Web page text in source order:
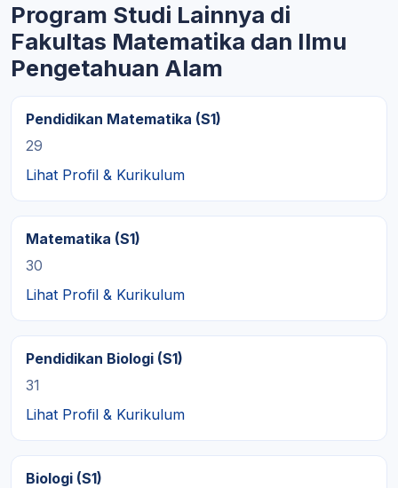
Program Studi Lainnya di
Fakultas Matematika dan Ilmu
Pengetahuan Alam
Pendidikan Matematika (S1)
29
Lihat Profil & Kurikulum
Matematika (S1)
30
Lihat Profil & Kurikulum
Pendidikan Biologi (S1)
31
Lihat Profil & Kurikulum
Biologi (S1)